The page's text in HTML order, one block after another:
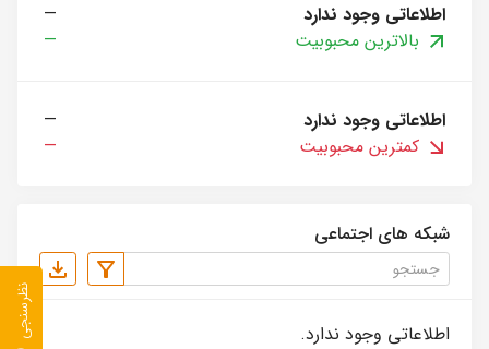
اطلاعاتی وجود ندارد
—
بالاترین محبوبیت
—
اطلاعاتی وجود ندارد
—
کمترین محبوبیت
—
شبکه های اجتماعی
اطلاعاتی وجود ندارد. نظرسنجی